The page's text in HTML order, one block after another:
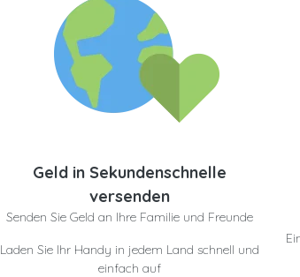
Geld in Sekundenschnelle
versenden
Senden Sie Geld an Ihre Familie und Freunde
Laden Sie Ihr Handy in jedem Land schnell und
einfach auf